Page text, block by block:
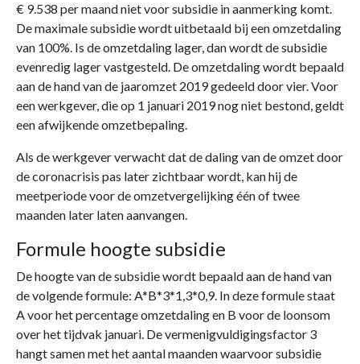
€ 9.538 per maand niet voor subsidie in aanmerking komt.
De maximale subsidie wordt uitbetaald bij een omzetdaling
van 100%. Is de omzetdaling lager, dan wordt de subsidie
evenredig lager vastgesteld. De omzetdaling wordt bepaald
aan de hand van de jaaromzet 2019 gedeeld door vier. Voor
een werkgever, die op 1 januari 2019 nog niet bestond, geldt
een afwijkende omzetbepaling.
Als de werkgever verwacht dat de daling van de omzet door
de coronacrisis pas later zichtbaar wordt, kan hij de
meetperiode voor de omzetvergelijking één of twee
maanden later laten aanvangen.
Formule hoogte subsidie
De hoogte van de subsidie wordt bepaald aan de hand van
de volgende formule: A*B*3*1,3*0,9. In deze formule staat
A voor het percentage omzetdaling en B voor de loonsom
over het tijdvak januari. De vermenigvuldigingsfactor 3
hangt samen met het aantal maanden waarvoor subsidie